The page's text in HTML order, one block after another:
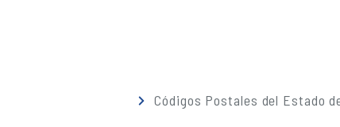
Códigos Postales del Estado